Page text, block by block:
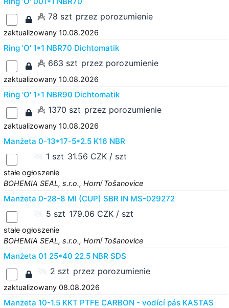
78 szt przez porozumienie
zaktualizowany 10.08.2026
Ring 'O' 1*1 NBR70 Dichtomatik
663 szt przez porozumienie
zaktualizowany 10.08.2026
Ring 'O' 1*1 NBR90 Dichtomatik
1370 szt przez porozumienie
zaktualizowany 10.08.2026
Manżeta 0-13*17-5*2.5 K16 NBR
1 szt 31.56 CZK / szt
stałe ogłoszenie
BOHEMIA SEAL, s.r.o., Horní Tošanovice
Manżeta 0-28-8 MI (CUP) SBR IN MS-029272
5 szt 179.06 CZK / szt
stałe ogłoszenie
BOHEMIA SEAL, s.r.o., Horní Tošanovice
Manżeta 01 25*40 22.5 NBR SDS
2 szt przez porozumienie
zaktualizowany 08.08.2026
Manżeta 10-1.5 KKT PTFE CARBON - vodící pás KASTAS